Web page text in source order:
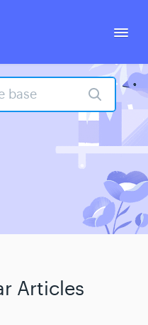
Articles